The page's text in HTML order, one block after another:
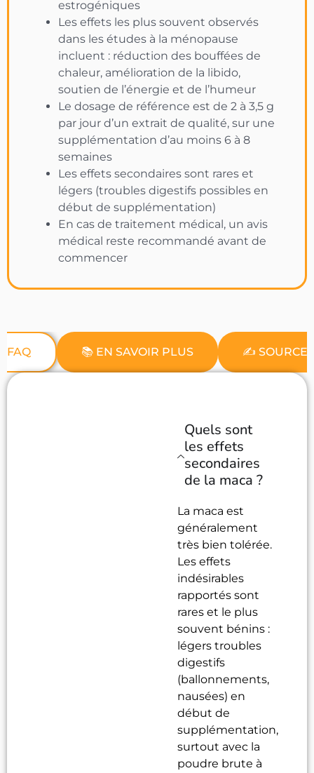
estrogéniques
Les effets les plus souvent observés
dans les études à la ménopause
incluent : réduction des bouffées de
chaleur, amélioration de la libido,
soutien de l’énergie et de l’humeur
Le dosage de référence est de 2 à 3,5 g
par jour d’un extrait de qualité, sur une
supplémentation d’au moins 6 à 8
semaines
Les effets secondaires sont rares et
légers (troubles digestifs possibles en
début de supplémentation)
En cas de traitement médical, un avis
médical reste recommandé avant de
commencer
ℹ️ FAQ 📚 EN SAVOIR PLUS ✍️ SOURCES
Quels sont
les effets
secondaires
de la maca ?
La maca est
généralement
très bien tolérée.
Les effets
indésirables
rapportés sont
rares et le plus
souvent bénins :
légers troubles
digestifs
(ballonnements,
nausées) en
début de
supplémentation,
surtout avec la
poudre brute à